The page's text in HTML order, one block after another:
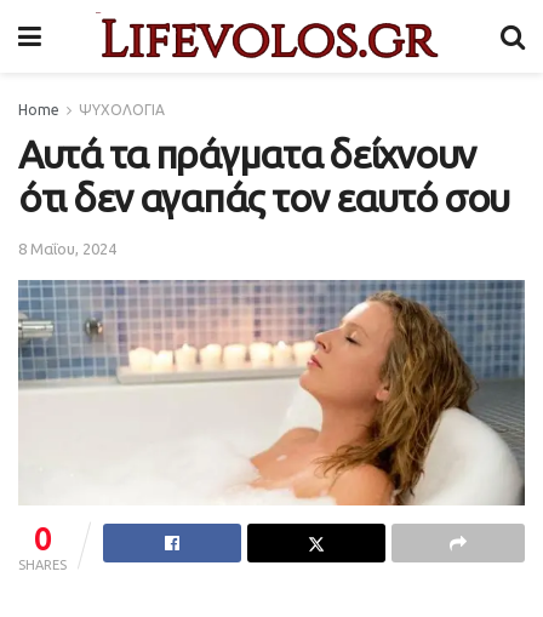
Home ΨΥΧΟΛΟΓΙΑ
Αυτά τα πράγματα δείχνουν
ότι δεν αγαπάς τον εαυτό σου
8 Μαΐου, 2024
0
SHARES